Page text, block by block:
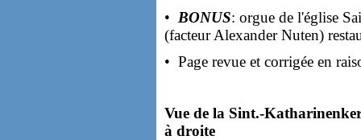
• BONUS: orgue de l'église
(facteur Alexander Nuten)
• Page revue et corrigée en
Vue de la Sint.-
à droite